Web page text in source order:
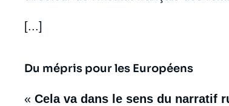
[...]
Du mépris pour les Européens
« Cela va dans le sens du narratif